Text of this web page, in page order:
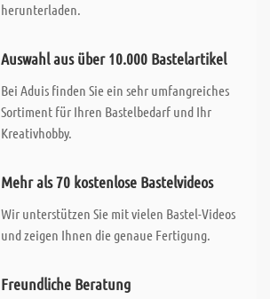
herunterladen.
Auswahl aus über 10.000 Bastelartikel
Bei Aduis finden Sie ein sehr umfangreiches
Sortiment für Ihren Bastelbedarf und Ihr
Kreativhobby.
Mehr als 70 kostenlose Bastelvideos
Wir unterstützen Sie mit vielen Bastel-Videos
und zeigen Ihnen die genaue Fertigung.
Freundliche Beratung